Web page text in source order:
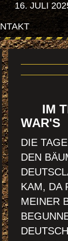
16. JULI
IM
WAR'S
DIE
DEN
KAM, DA
MEINER